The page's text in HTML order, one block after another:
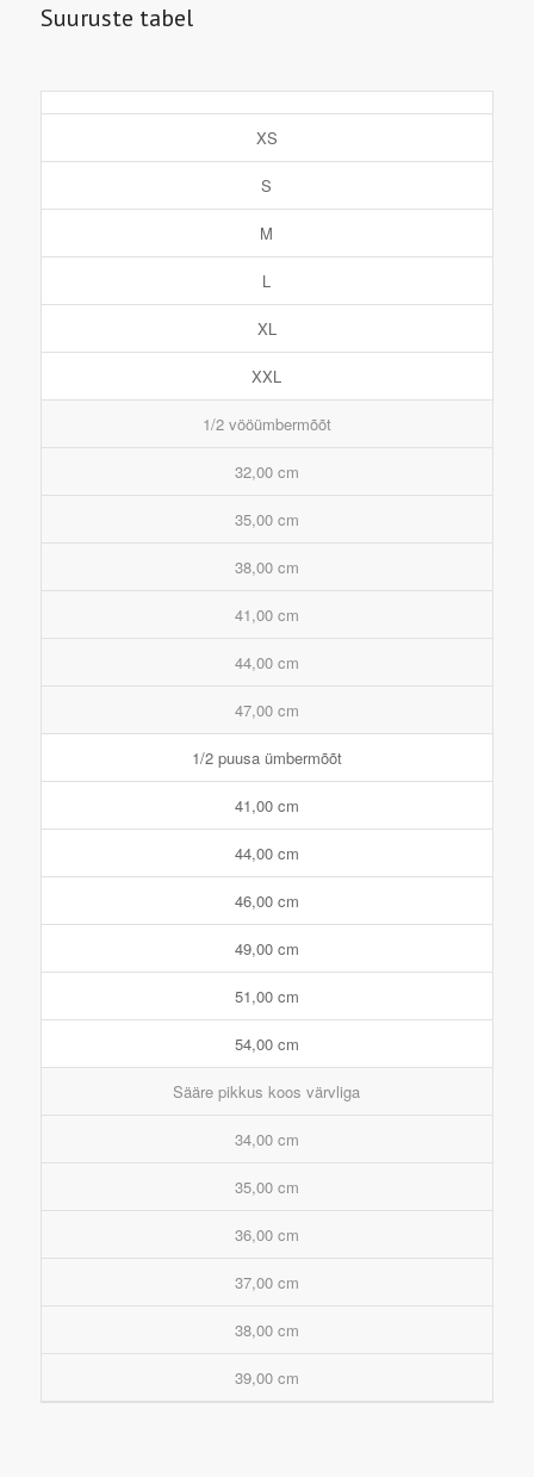
Suuruste tabel
XS
S
M
L
XL
XXL
1/2 vööümbermõõt
32,00 cm
35,00 cm
38,00 cm
41,00 cm
44,00 cm
47,00 cm
1/2 puusa ümbermõõt
41,00 cm
44,00 cm
46,00 cm
49,00 cm
51,00 cm
54,00 cm
Sääre pikkus koos värvliga
34,00 cm
35,00 cm
36,00 cm
37,00 cm
38,00 cm
39,00 cm